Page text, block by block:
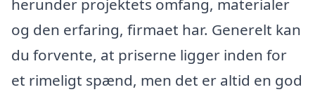
og den erfaring, firmaet har. Generelt kan
du forvente, at priserne ligger inden for
et rimeligt spænd, men det er altid en god